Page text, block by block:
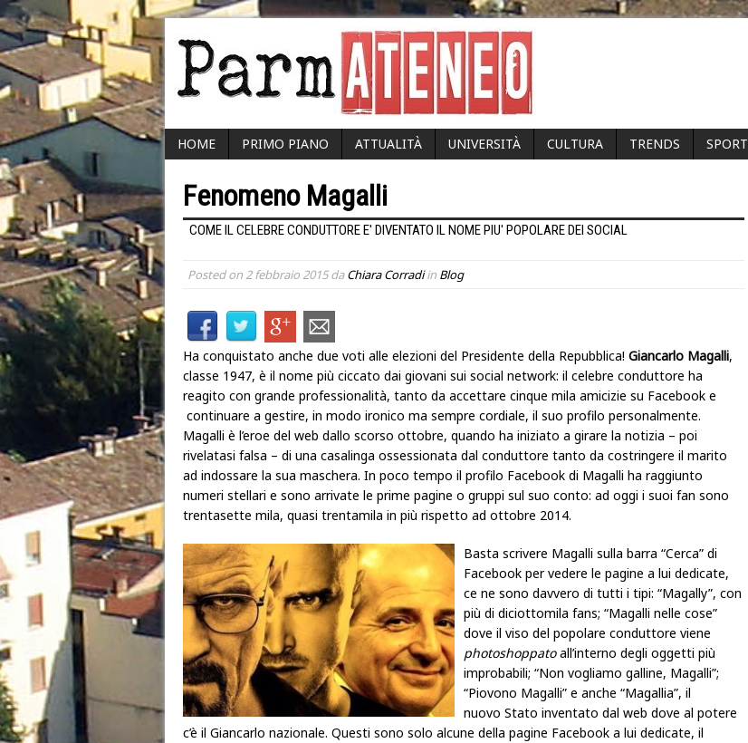
HOME PRIMO PIANO ATTUALITÀ UNIVERSITÀ CULTURA TRENDS SPORT
Fenomeno Magalli
COME IL CELEBRE CONDUTTORE E' DIVENTATO IL NOME PIU' POPOLARE DEI SOCIAL
Posted on 2 febbraio 2015daChiara Corradiin Blog
Ha conquistato anche due voti alle elezioni del Presidente della Repubblica! Giancarlo Magalli,
classe 1947, è il nome più ciccato dai giovani sui social network: il celebre conduttore ha
reagito con grande professionalità, tanto da accettare cinque mila amicizie su Facebook e
continuare a gestire, in modo ironico ma sempre cordiale, il suo profilo personalmente.
Magalli è l’eroe del web dallo scorso ottobre, quando ha iniziato a girare la notizia – poi
rivelatasi falsa – di una casalinga ossessionata dal conduttore tanto da costringere il marito
ad indossare la sua maschera. In poco tempo il profilo Facebook di Magalli ha raggiunto
numeri stellari e sono arrivate le prime pagine o gruppi sul suo conto: ad oggi i suoi fan sono
trentasette mila, quasi trentamila in più rispetto ad ottobre 2014.
Basta scrivere Magalli sulla barra “Cerca” di
Facebook per vedere le pagine a lui dedicate,
ce ne sono davvero di tutti i tipi: “Magally”, con
più di diciottomila fans; “Magalli nelle cose”
dove il viso del popolare conduttore viene
photoshoppatoall’interno degli oggetti più
improbabili; “Non vogliamo galline, Magalli”;
“Piovono Magalli” e anche “Magallia”, il
nuovo Stato inventato dal web dove al potere
c’è il Giancarlo nazionale. Questi sono solo alcune della pagine Facebook a lui dedicate, il